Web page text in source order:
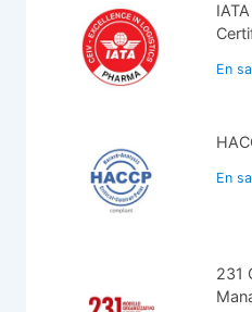
En
En
231